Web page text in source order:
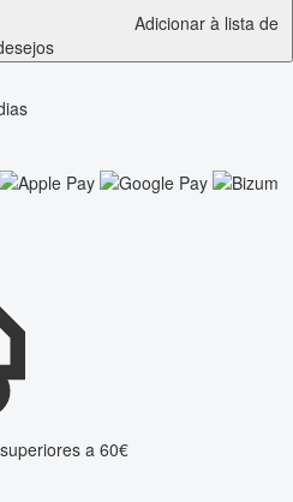
Adicionar à lista de
a 60€